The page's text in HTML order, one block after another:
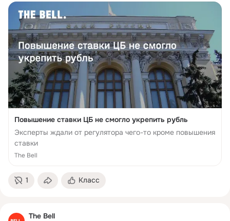
Повышение ставки ЦБ не смогло укрепить рубль
Эксперты ждали от регулятора чего-то кроме повышения
ставки
The Bell
1 Класс
The Bell